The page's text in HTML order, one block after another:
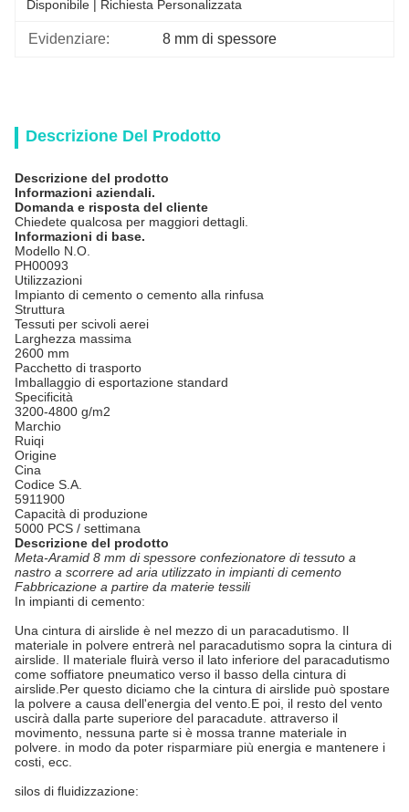
Disponibile | Richiesta Personalizzata
Evidenziare: 8 mm di spessore
Descrizione Del Prodotto
Descrizione del prodotto
Informazioni aziendali.
Domanda e risposta del cliente
Chiedete qualcosa per maggiori dettagli.
Informazioni di base.
Modello N.O.
PH00093
Utilizzazioni
Impianto di cemento o cemento alla rinfusa
Struttura
Tessuti per scivoli aerei
Larghezza massima
2600 mm
Pacchetto di trasporto
Imballaggio di esportazione standard
Specificità
3200-4800 g/m2
Marchio
Ruiqi
Origine
Cina
Codice S.A.
5911900
Capacità di produzione
5000 PCS / settimana
Descrizione del prodotto
Meta-Aramid 8 mm di spessore confezionatore di tessuto a
nastro a scorrere ad aria utilizzato in impianti di cemento
Fabbricazione a partire da materie tessili
In impianti di cemento:
Una cintura di airslide è nel mezzo di un paracadutismo. Il
materiale in polvere entrerà nel paracadutismo sopra la cintura di
airslide. Il materiale fluirà verso il lato inferiore del paracadutismo
come soffiatore pneumatico verso il basso della cintura di
airslide.Per questo diciamo che la cintura di airslide può spostare
la polvere a causa dell'energia del vento.E poi, il resto del vento
uscirà dalla parte superiore del paracadute. attraverso il
movimento, nessuna parte si è mossa tranne materiale in
polvere. in modo da poter risparmiare più energia e mantenere i
costi, ecc.
silos di fluidizzazione: